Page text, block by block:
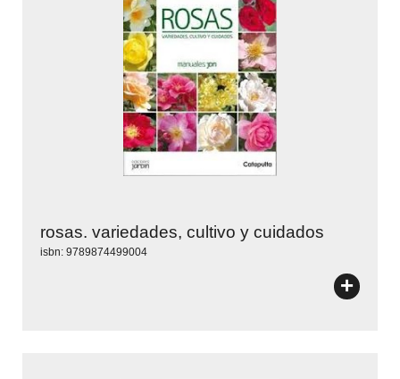
rosas. variedades, cultivo y cuidados
isbn: 9789874499004
+